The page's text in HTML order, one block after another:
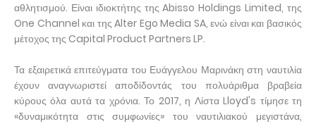
αθλητισμού. Είναι ιδιοκτήτης της Abisso Holdings Limited, της
One Channel και της Alter Ego Media SA, ενώ είναι και βασικός
μέτοχος της Capital Product Partners LP.
Τα εξαιρετικά επιτεύγματα του Ευάγγελου Μαρινάκη στη ναυτιλία
έχουν αναγνωριστεί αποδίδοντάς του πολυάριθμα βραβεία
κύρους όλα αυτά τα χρόνια. Το 2017, η Λίστα Lloyd's τίμησε τη
«δυναμικότητα στις συμφωνίες» του ναυτιλιακού μεγιστάνα,